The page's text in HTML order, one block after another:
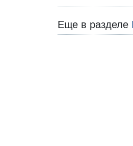
Еще в разделе